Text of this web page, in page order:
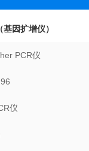
因扩增仪）
PCR仪
仪